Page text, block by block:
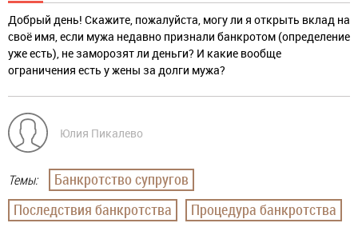
Добрый день! Скажите, пожалуйста, могу ли я открыть вклад на
своё имя, если мужа недавно признали банкротом (определение
уже есть), не заморозят ли деньги? И какие вообще
ограничения есть у жены за долги мужа?
Юлия Пикалево
Темы:
Банкротство супругов
Последствия банкротства
Процедура банкротства